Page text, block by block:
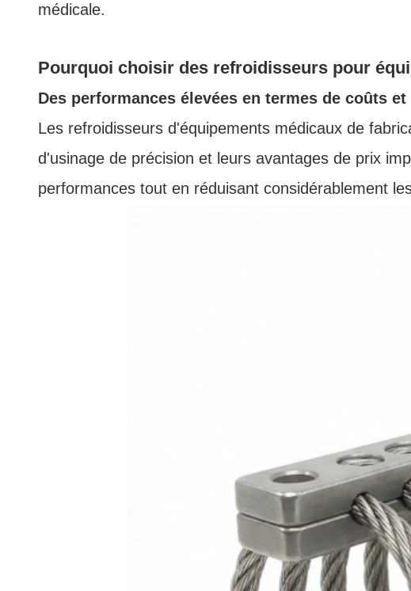
médicale.
Pourquoi choisir des refroidisseurs pour
Des performances élevées en termes de coûts
Les refroidisseurs d'équipements médicaux de
d'usinage de précision et leurs avantages de prix
performances tout en réduisant considérablement